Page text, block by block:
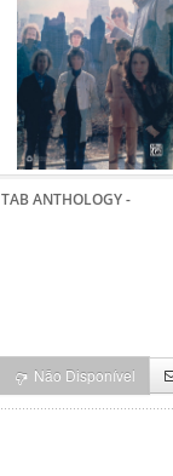
ANTHOLOGY-
Não Disponível